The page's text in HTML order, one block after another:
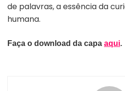
de palavras, a essência da
humana.
Faça o download da capa aqui.